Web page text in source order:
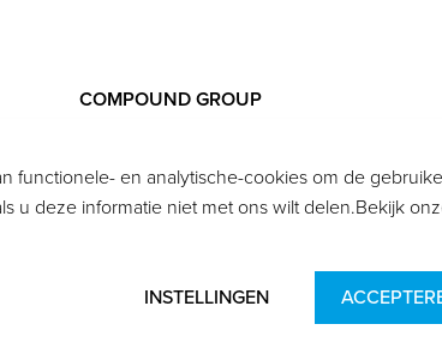
COMPOUND GROUP
Postbus 5135
6130 PC Sittard
info@compoundgroup.nl
functionele- en analytische-cookies om de
u deze informatie niet met ons wilt delen.Bekijk
INSTELLINGEN